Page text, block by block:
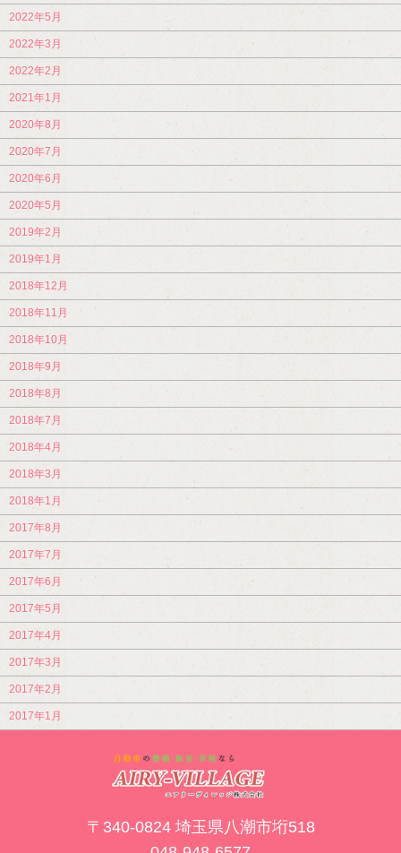
2022年5月
2022年3月
2022年2月
2021年1月
2020年8月
2020年7月
2020年6月
2020年5月
2019年2月
2019年1月
2018年12月
2018年11月
2018年10月
2018年9月
2018年8月
2018年7月
2018年4月
2018年3月
2018年1月
2017年8月
2017年7月
2017年6月
2017年5月
2017年4月
2017年3月
2017年2月
2017年1月
〒340-0824 埼玉県八潮市垳518